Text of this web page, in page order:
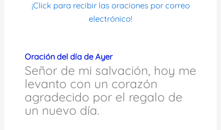
¡Click para recibir las oraciones por correo
electrónico!
Oración del día de Ayer
Señor de mi salvación, hoy me
levanto con un corazón
agradecido por el regalo de
un nuevo día.